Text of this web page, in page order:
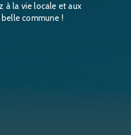
à la vie locale et aux
commune !